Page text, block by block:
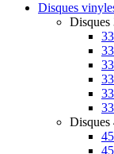
Disques
Disques
Disques